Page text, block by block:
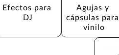
Efectos para
DJ
Agujas y
cápsulas para
vinilo